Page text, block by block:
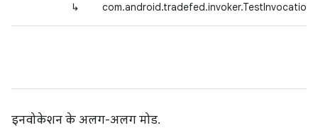
↳
इनवोकेशन के अलग-अलग मोड.